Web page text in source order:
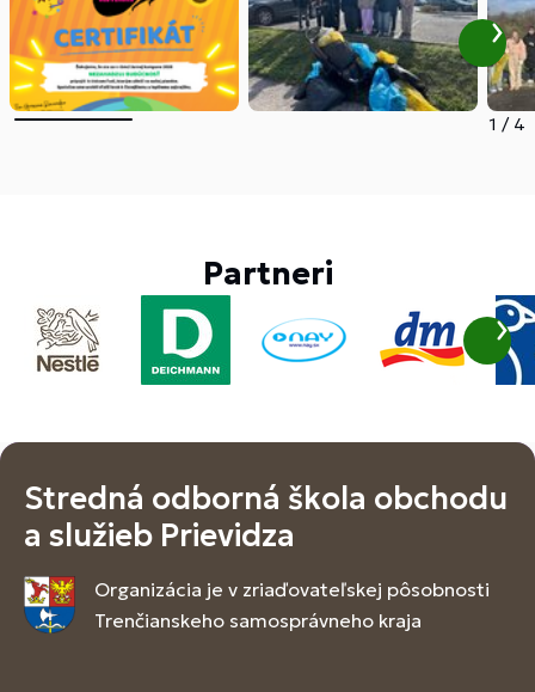
1 / 4
Partneri
Stredná odborná škola obchodu
a služieb Prievidza
Organizácia je v zriaďovateľskej pôsobnosti
Trenčianskeho samosprávneho kraja